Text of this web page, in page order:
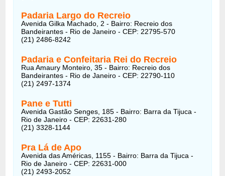
Padaria Largo do Recreio
Avenida Gilka Machado, 2 - Bairro: Recreio dos
Bandeirantes - Rio de Janeiro - CEP: 22795-570
(21) 2486-8242
Padaria e Confeitaria Rei do Recreio
Rua Amaury Monteiro, 35 - Bairro: Recreio dos
Bandeirantes - Rio de Janeiro - CEP: 22790-110
(21) 2497-1374
Pane e Tutti
Avenida Gastão Senges, 185 - Bairro: Barra da Tijuca -
Rio de Janeiro - CEP: 22631-280
(21) 3328-1144
Pra Lá de Apo
Avenida das Américas, 1155 - Bairro: Barra da Tijuca -
Rio de Janeiro - CEP: 22631-000
(21) 2493-2052